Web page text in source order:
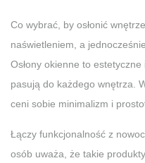
Co wybrać, by osłonić
naświetleniem, a
Osłony okienne to
pasują do każdego wnętrza.
ceni sobie minimalizm i
Łączy funkcjonalność z
osób uważa, że takie